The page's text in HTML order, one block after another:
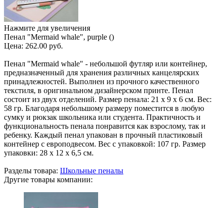
Нажмите для увеличения
Пенал "Mermaid whale", purple ()
Цена: 262.00 руб.
Пенал "Mermaid whale" - небольшой футляр или контейнер,
предназначенный для хранения различных канцелярских
принадлежностей. Выполнен из прочного качественного
текстиля, в оригинальном дизайнерском принте. Пенал
состоит из двух отделений. Размер пенала: 21 х 9 х 6 см. Вес:
58 гр. Благодаря небольшому размеру поместится в любую
сумку и рюкзак школьника или студента. Практичность и
функциональность пенала понравится как взрослому, так и
ребенку. Каждый пенал упакован в прочный пластиковый
контейнер с европодвесом. Вес с упаковкой: 107 гр. Размер
упаковки: 28 х 12 х 6,5 см.
Разделы товара: Школьные пеналы
Другие товары компании: